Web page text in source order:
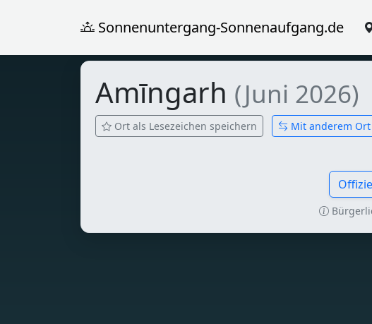
Sonnenuntergang-Sonnenaufgang.de
Amīngarh (Juni 2026)
Ort als Lesezeichen speichern Mit anderem